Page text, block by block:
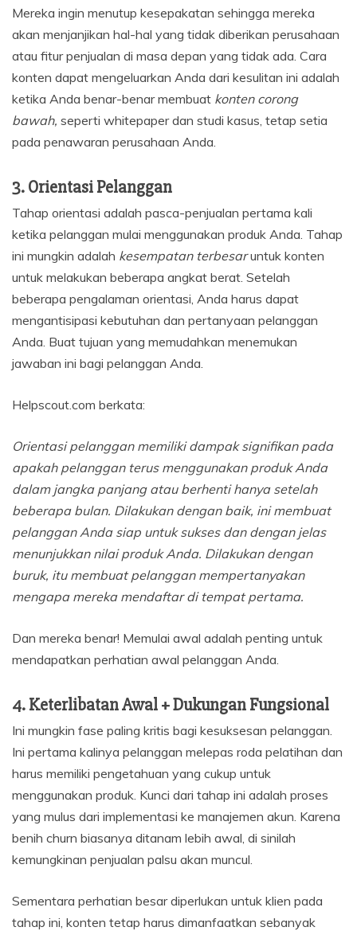
Mereka ingin menutup kesepakatan sehingga mereka
akan menjanjikan hal-hal yang tidak diberikan perusahaan
atau fitur penjualan di masa depan yang tidak ada. Cara
konten dapat mengeluarkan Anda dari kesulitan ini adalah
ketika Anda benar-benar membuat konten corong
bawah, seperti whitepaper dan studi kasus, tetap setia
pada penawaran perusahaan Anda.
3. Orientasi Pelanggan
Tahap orientasi adalah pasca-penjualan pertama kali
ketika pelanggan mulai menggunakan produk Anda. Tahap
ini mungkin adalah kesempatan terbesaruntuk konten
untuk melakukan beberapa angkat berat. Setelah
beberapa pengalaman orientasi, Anda harus dapat
mengantisipasi kebutuhan dan pertanyaan pelanggan
Anda. Buat tujuan yang memudahkan menemukan
jawaban ini bagi pelanggan Anda.
Helpscout.com berkata:
Orientasi pelanggan memiliki dampak signifikan pada
apakah pelanggan terus menggunakan produk Anda
dalam jangka panjang atau berhenti hanya setelah
beberapa bulan. Dilakukan dengan baik, ini membuat
pelanggan Anda siap untuk sukses dan dengan jelas
menunjukkan nilai produk Anda. Dilakukan dengan
buruk, itu membuat pelanggan mempertanyakan
mengapa mereka mendaftar di tempat pertama.
Dan mereka benar! Memulai awal adalah penting untuk
mendapatkan perhatian awal pelanggan Anda.
4. Keterlibatan Awal + Dukungan Fungsional
Ini mungkin fase paling kritis bagi kesuksesan pelanggan.
Ini pertama kalinya pelanggan melepas roda pelatihan dan
harus memiliki pengetahuan yang cukup untuk
menggunakan produk. Kunci dari tahap ini adalah proses
yang mulus dari implementasi ke manajemen akun. Karena
benih churn biasanya ditanam lebih awal, di sinilah
kemungkinan penjualan palsu akan muncul.
Sementara perhatian besar diperlukan untuk klien pada
tahap ini, konten tetap harus dimanfaatkan sebanyak